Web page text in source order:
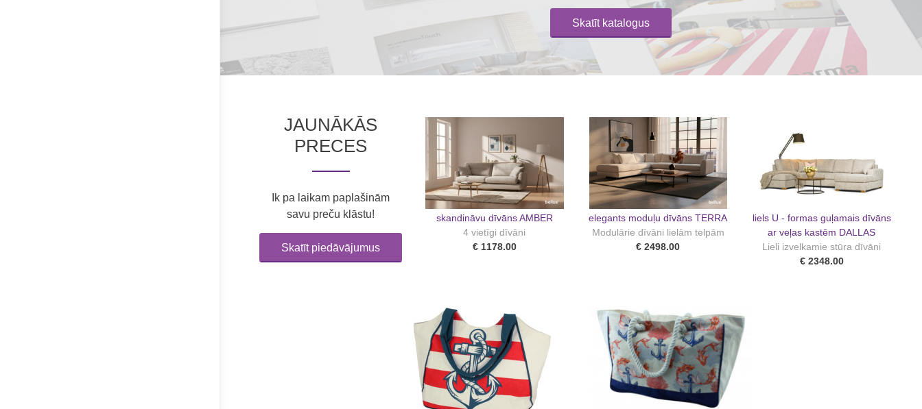
Skatīt katalogus
JAUNĀKĀS
PRECES
Ik pa laikam paplašinām
savu preču klāstu!
Skatīt piedāvājumus
skandināvu dīvāns AMBER
4 vietīgi dīvāni
€ 1178.00
elegants moduļu dīvāns TERRA
Modulārie dīvāni lielām telpām
€ 2498.00
liels U - formas guļamais dīvāns
ar veļas kastēm DALLAS
Lieli izvelkamie stūra dīvāni
€ 2348.00